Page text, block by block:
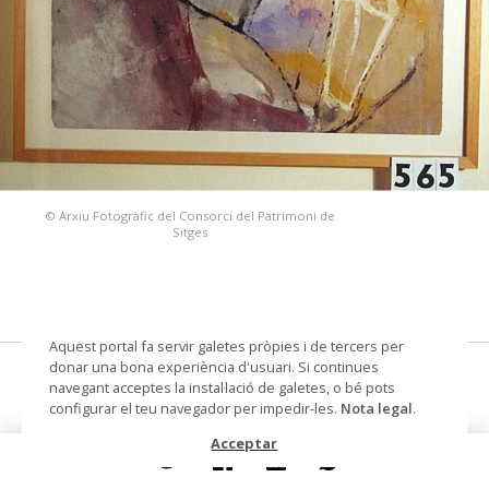
© Arxiu Fotogràfic del Consorci del Patrimoni de
Sitges
Sarcòfag
pintura sobre paper
Aquest portal fa servir galetes pròpies i de tercers per
donar una bona experiència d'usuari. Si continues
navegant acceptes la instal·lació de galetes, o bé pots
configurar el teu navegador per impedir-les. Nota legal.
Acceptar